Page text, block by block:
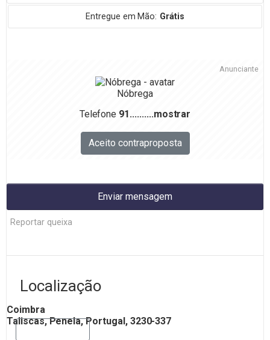
Entregue em Mão: Grátis
Aceito contraproposta
Telefone 91..........mostrar
Anunciante
Nóbrega
Enviar mensagem
Reportar queixa
Localização
Coimbra
Taliscas, Penela, Portugal, 3230-337
Mostrar mapa